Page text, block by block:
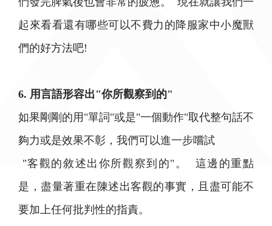
起來看看還有哪些可以不費力的降服家中小魔獸
們的好方法吧!
6. 用言語形容出"你所觀察到的"
如果剛剛的用"單詞"或是"一個動作"取代整句話不
夠力或是效果不彰，我們可以進一步嚐試
"客觀的敘述出你所觀察到的"。 這邊的重點
是，盡量著重在陳述出客觀的事實，且盡可能不
要加上任何批判性的指責。